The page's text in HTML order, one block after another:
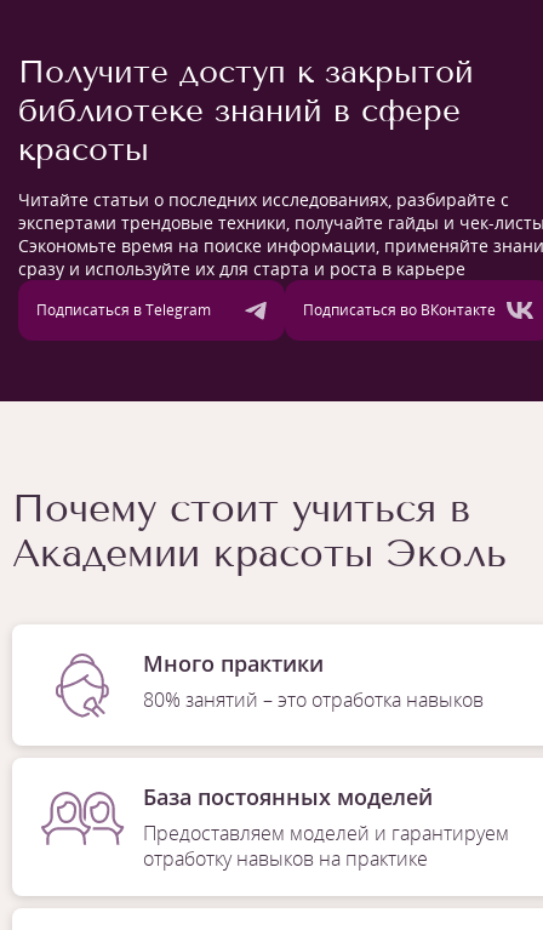
Получите доступ к закрытой
библиотеке знаний в сфере
красоты
Читайте статьи о последних исследованиях, разбирайте с
экспертами трендовые техники, получайте гайды и чек-
Сэкономьте время на поиске информации, применяйте
сразу и используйте их для старта и роста в карьере
Подписаться в Telegram Подписаться во ВКонтакте
Почему стоит учиться в
Академии красоты Эколь
Много практики
80% занятий – это отработка навыков
База постоянных моделей
Предоставляем моделей и гарантируем
отработку навыков на практике